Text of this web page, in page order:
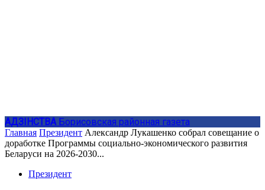
АДЗIНСТВА Борисовская районная газета
Главная Президент Александр Лукашенко собрал совещание о
доработке Программы социально-экономического развития
Беларуси на 2026-2030...
Президент